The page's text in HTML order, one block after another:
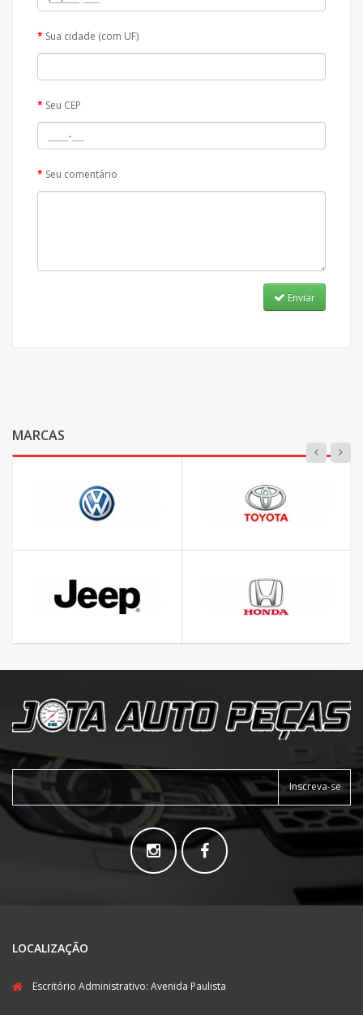
Sua cidade (com UF)
Seu CEP
Seu comentário
Enviar
MARCAS
Inscreva-se
LOCALIZAÇÃO
Escritório Administrativo: Avenida Paulista